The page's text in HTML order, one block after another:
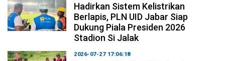
Hadirkan Sistem Kelistrikan
Berlapis, PLN UID Jabar Siap
Dukung Piala Presiden 2026
Stadion Si Jalak
2026-07-27 17:06:18